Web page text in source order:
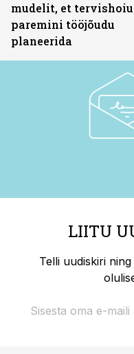
mudelit, et
paremini tööjõudu
planeerida
LIITU
Telli uudiskiri